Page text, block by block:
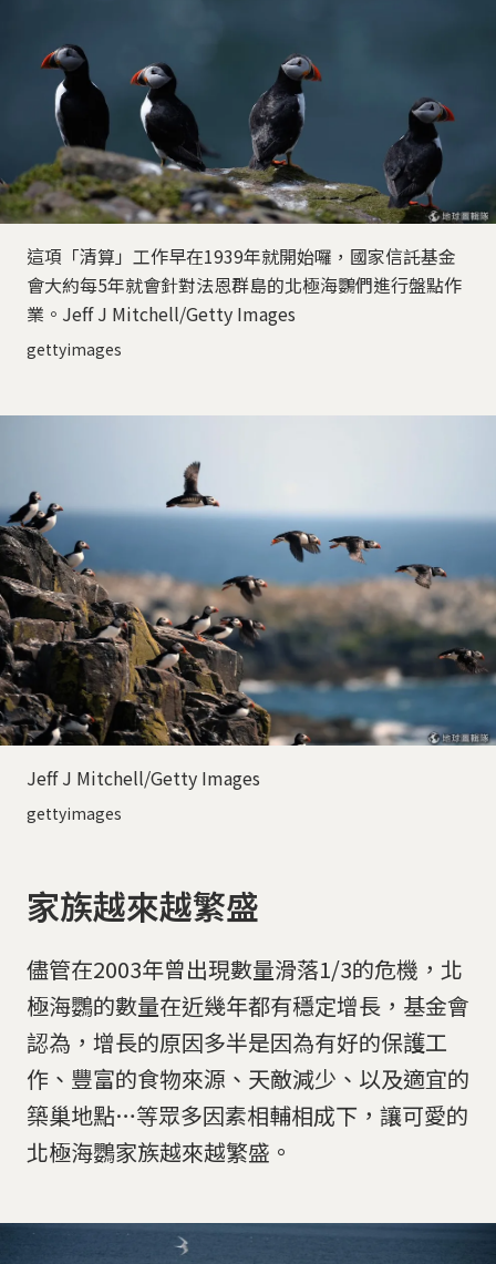
這項「清算」工作早在1939年就開始囉，國家信託基金
會大約每5年就會針對法恩群島的北極海鸚們進行盤點作
業。Jeff J Mitchell/Getty Images
gettyimages
Jeff J Mitchell/Getty Images
gettyimages
家族越來越繁盛
儘管在2003年曾出現數量滑落1/3的危機，北
極海鸚的數量在近幾年都有穩定增長，基金會
認為，增長的原因多半是因為有好的保護工
作、豐富的食物來源、天敵減少、以及適宜的
築巢地點…等眾多因素相輔相成下，讓可愛的
北極海鸚家族越來越繁盛。